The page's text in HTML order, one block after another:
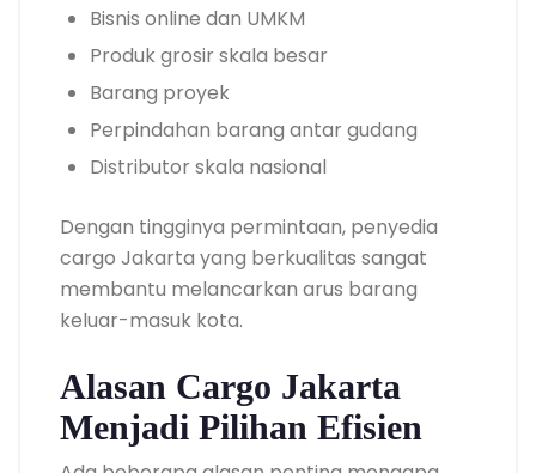
Bisnis online dan UMKM
Produk grosir skala besar
Barang proyek
Perpindahan barang antar gudang
Distributor skala nasional
Dengan tingginya permintaan, penyedia
cargo Jakarta yang berkualitas sangat
membantu melancarkan arus barang
keluar-masuk kota.
Alasan Cargo Jakarta
Menjadi Pilihan Efisien